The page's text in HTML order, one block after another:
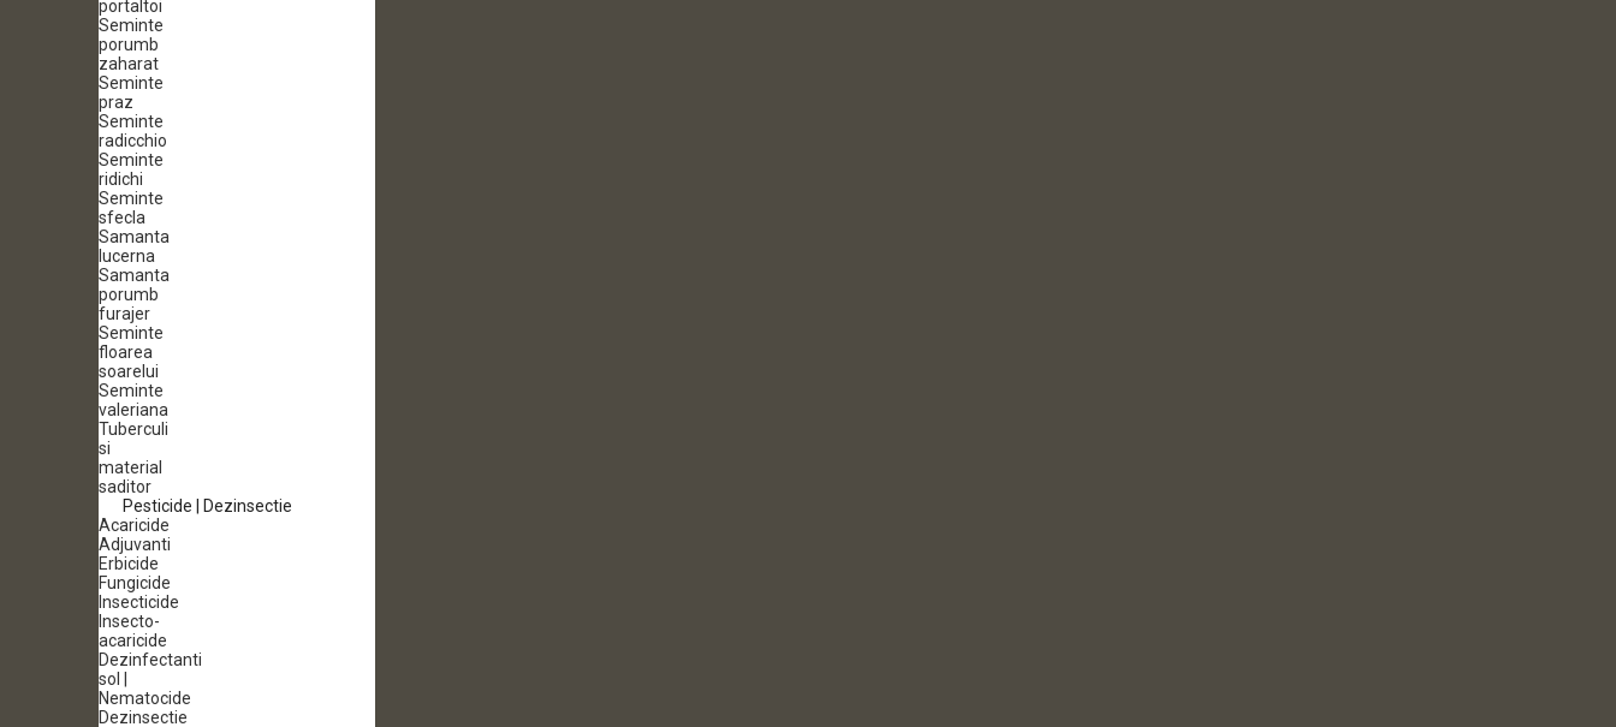
portaltoi
Seminte
porumb
zaharat
Seminte
praz
Seminte
radicchio
Seminte
ridichi
Seminte
sfecla
Samanta
lucerna
Samanta
porumb
furajer
Seminte
floarea
soarelui
Seminte
valeriana
Tuberculi
si
material
saditor
Pesticide | Dezinsectie
Acaricide
Adjuvanti
Erbicide
Fungicide
Insecticide
Insecto-
acaricide
Dezinfectanti
sol |
Nematocide
Dezinsectie